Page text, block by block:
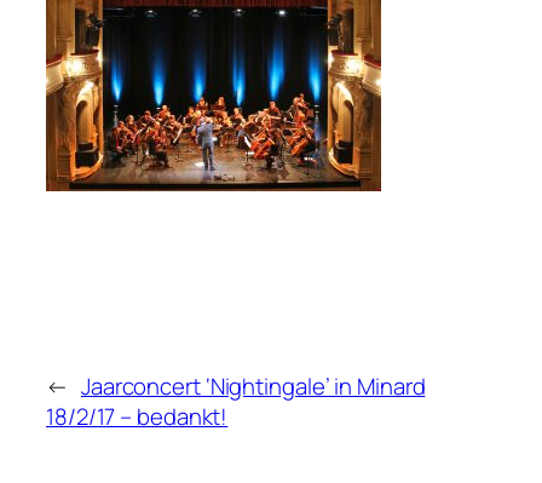
← Jaarconcert ‘Nightingale’ in Minard
18/2/17 – bedankt!